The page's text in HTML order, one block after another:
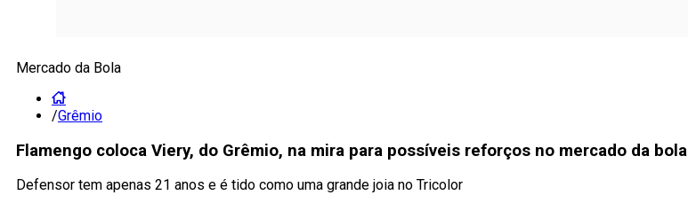
Mercado da Bola
/Grêmio
Flamengo coloca Viery, do Grêmio, na mira para possíveis reforços no mercado da bola
Defensor tem apenas 21 anos e é tido como uma grande joia no Tricolor